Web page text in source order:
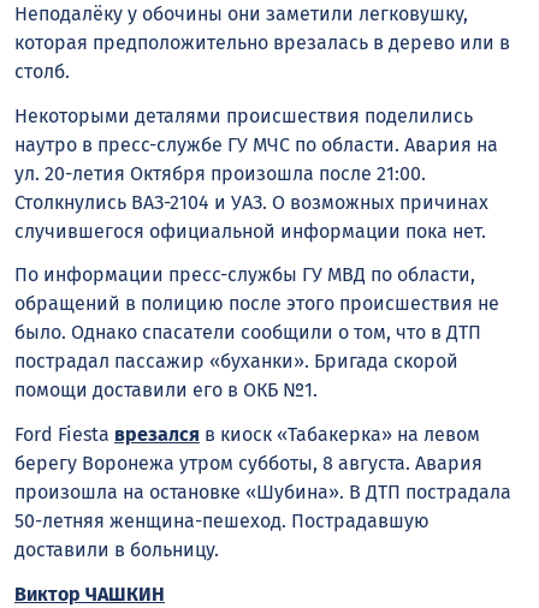
Неподалёку у обочины они заметили легковушку,
которая предположительно врезалась в дерево или в
столб.
Некоторыми деталями происшествия поделились
наутро в пресс-службе ГУ МЧС по области. Авария на
ул. 20-летия Октября произошла после 21:00.
Столкнулись ВАЗ-2104 и УАЗ. О возможных причинах
случившегося официальной информации пока нет.
По информации пресс-службы ГУ МВД по области,
обращений в полицию после этого происшествия не
было. Однако спасатели сообщили о том, что в ДТП
пострадал пассажир «буханки». Бригада скорой
помощи доставили его в ОКБ №1.
Ford Fiesta врезался в киоск «Табакерка» на левом
берегу Воронежа утром субботы, 8 августа. Авария
произошла на остановке «Шубина». В ДТП пострадала
50-летняя женщина-пешеход. Пострадавшую
доставили в больницу.
Виктор ЧАШКИН